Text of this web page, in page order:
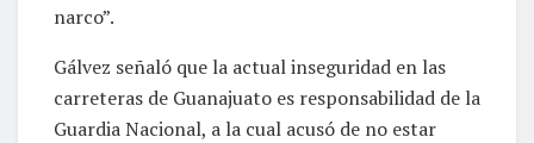
narco”.
Gálvez señaló que la actual inseguridad en las
carreteras de Guanajuato es responsabilidad de la
Guardia Nacional, a la cual acusó de no estar